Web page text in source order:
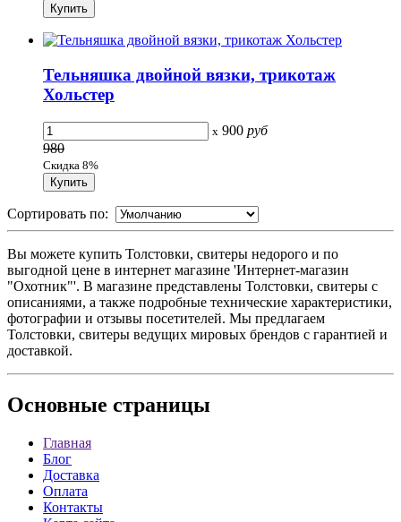
Тельняшка двойной вязки, трикотаж
Хольстер
x 900 руб
980
Скидка 8%
Сортировать по:
Вы можете купить Толстовки, свитеры недорого и по
выгодной цене в интернет магазине 'Интернет-магазин
"Охотник"'. В магазине представлены Толстовки, свитеры с
описаниями, а также подробные технические характеристики,
фотографии и отзывы посетителей. Мы предлагаем
Толстовки, свитеры ведущих мировых брендов с гарантией и
доставкой.
Основные страницы
Главная
Блог
Доставка
Оплата
Контакты